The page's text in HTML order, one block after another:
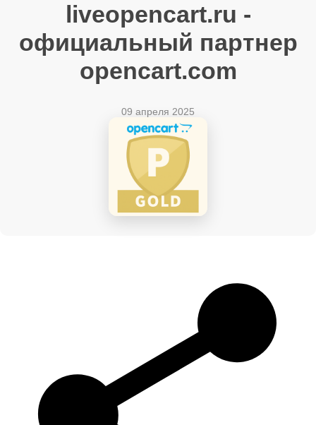
liveopencart.ru -
официальный партнер
opencart.com
09 апреля 2025